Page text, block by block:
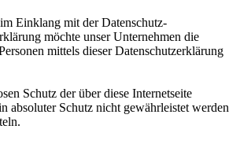
Einklang mit der Datenschutz-
möchte unser Unternehmen die
mittels dieser Datenschutzerklärung
Schutz der über diese Internetseite
absoluter Schutz nicht gewährleistet werden